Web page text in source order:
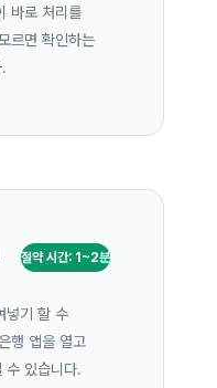
바로 처리를
르면 확인하는
절약 시간: 1~2분
넣기 할 수
행 앱을 열고
수 있습니다.